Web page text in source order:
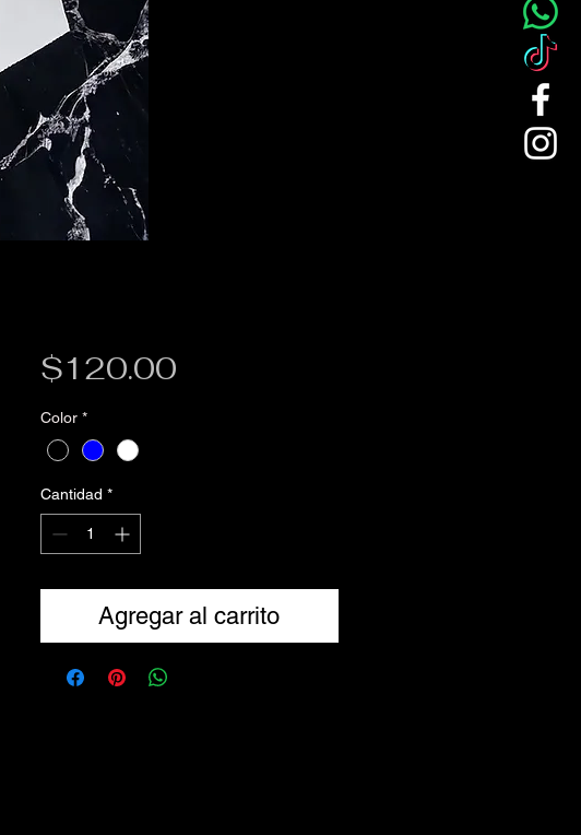
$120.00Precio
Color *
Cantidad *
Agregar al carrito